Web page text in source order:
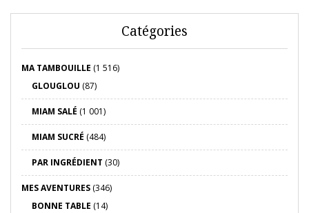
Catégories
MA TAMBOUILLE (1 516)
GLOUGLOU (87)
MIAM SALÉ (1 001)
MIAM SUCRÉ (484)
PAR INGRÉDIENT (30)
MES AVENTURES (346)
BONNE TABLE (14)